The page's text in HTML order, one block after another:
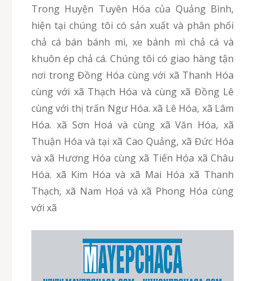
Trong Huyện Tuyên Hóa của Quảng Bình,
hiện tại chúng tôi có sản xuất và phân phối
chả cá bán bánh mì, xe bánh mì chả cá và
khuôn ép chả cá. Chúng tôi có giao hàng tận
nơi trong Đồng Hóa cùng với xã Thanh Hóa
cùng với xã Thạch Hóa và cùng xã Đồng Lê
cùng với thị trấn Ngư Hóa. xã Lê Hóa, xã Lâm
Hóa. xã Sơn Hoá và cùng xã Văn Hóa, xã
Thuận Hóa và tại xã Cao Quảng, xã Đức Hóa
và xã Hương Hóa cùng xã Tiến Hóa xã Châu
Hóa. xã Kim Hóa và xã Mai Hóa xã Thanh
Thạch, xã Nam Hoá và xã Phong Hóa cùng
với xã